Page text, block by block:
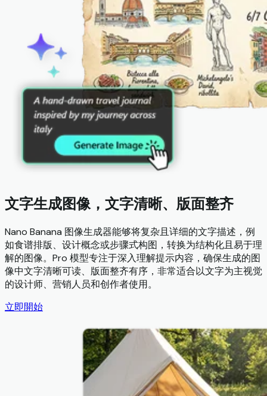
文字生成图像，文字清晰、版面整齐
Nano Banana 图像生成器能够将复杂且详细的文字描述，例
如食谱排版、设计概念或步骤式构图，转换为结构化且易于理
解的图像。Pro 模型专注于深入理解提示内容，确保生成的图
像中文字清晰可读、版面整齐有序，非常适合以文字为主视觉
的设计师、营销人员和创作者使用。
立即開始